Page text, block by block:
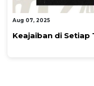
By Super Admin
Aug 07, 2025
Keajaiban di Setiap